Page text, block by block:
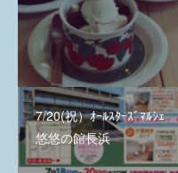
7/20(祝）ｵｰﾙｽﾀｰｽﾞﾏﾙｼｪ
悠悠の館長浜